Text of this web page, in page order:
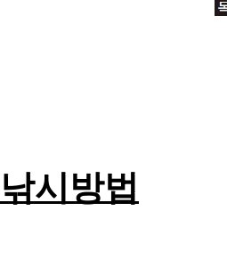
낚시방법